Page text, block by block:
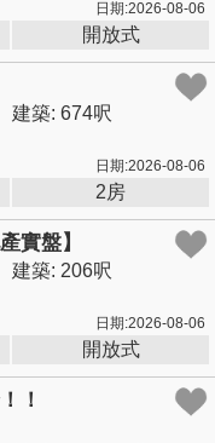
日期:2026-08-06
開放式
建築: 674呎
日期:2026-08-06
2房
實盤】
建築: 206呎
日期:2026-08-06
開放式
！